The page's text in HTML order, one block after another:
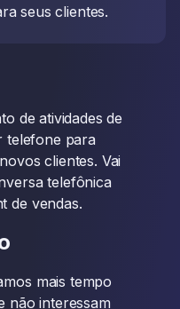
seus clientes.
de atividades de
telefone para
clientes. Vai
telefônica
de vendas.
mais tempo
não interessam